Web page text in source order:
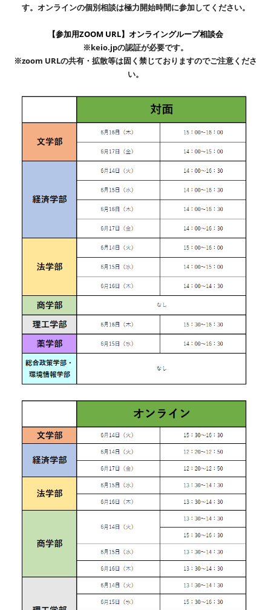
す。オンラインの個別相談は極力開始時間に参加してください。
【参加用ZOOM URL】オンライングループ相談会
※keio.jpの認証が必要です。
※zoom URLの共有・拡散等は固く禁じておりますのでご注意くださ
い。